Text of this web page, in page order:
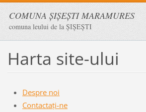
COMUNA ŞIŞEŞTI MARAMURES
comuna leului de la ŞIŞEŞTI
Harta site-ului
Despre noi
Contactaţi-ne